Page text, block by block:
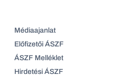
Médiaajanlat
Előfizetői ÁSZF
ÁSZF Melléklet
Hirdetési ÁSZF